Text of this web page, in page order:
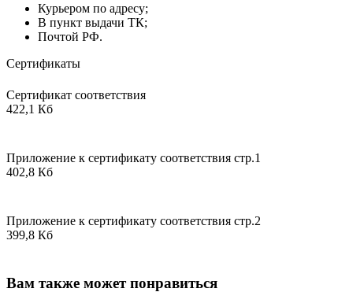
Курьером по адресу;
В пункт выдачи ТК;
Почтой РФ.
Сертификаты
Сертификат соответствия
422,1 Кб
Приложение к сертификату соответствия стр.1
402,8 Кб
Приложение к сертификату соответствия стр.2
399,8 Кб
Вам также может понравиться